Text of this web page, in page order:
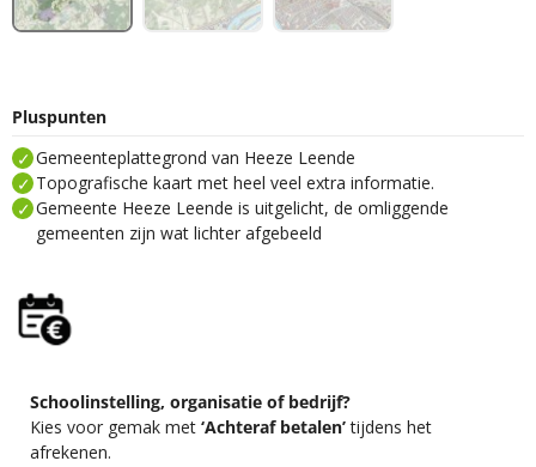
Pluspunten
Gemeenteplattegrond van Heeze Leende
Topografische kaart met heel veel extra informatie.
Gemeente Heeze Leende is uitgelicht, de omliggende
gemeenten zijn wat lichter afgebeeld
Schoolinstelling, organisatie of bedrijf?
Kies voor gemak met ‘Achteraf betalen’tijdens het
afrekenen.